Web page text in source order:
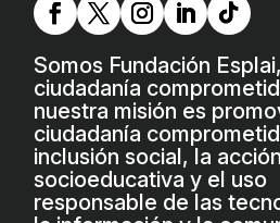
Somos Fundación Esplai,
ciudadanía
nuestra misión es
ciudadanía
inclusión social, la acción
socioeducativa y el uso
responsable de las
L'equip
Missió i valors
Els comptes clars
Memòria d'activitats
Proposta educativa